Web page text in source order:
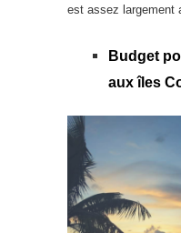
est assez largement
Budget
aux îles